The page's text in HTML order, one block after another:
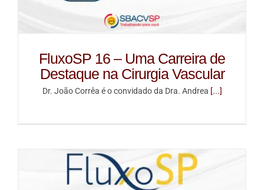
FluxoSP 16 – Uma Carreira de
Destaque na Cirurgia Vascular
Dr. João Corrêa é o convidado da Dra. Andrea [...]